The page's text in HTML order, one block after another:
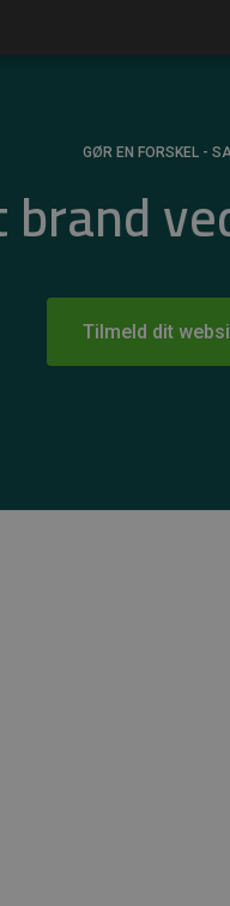
GØR EN FORSKEL -
Tilmeld dit